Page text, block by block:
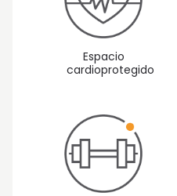
Espacio
cardioprotegido